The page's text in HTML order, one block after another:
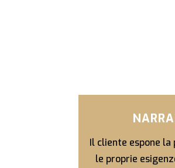
Il cliente espone
le proprie